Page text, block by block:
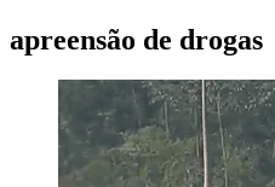
apreensão de drogas